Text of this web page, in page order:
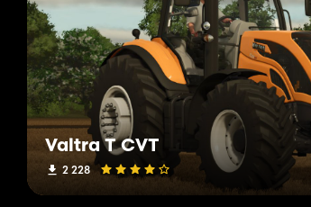
Valtra T CVT
2 228